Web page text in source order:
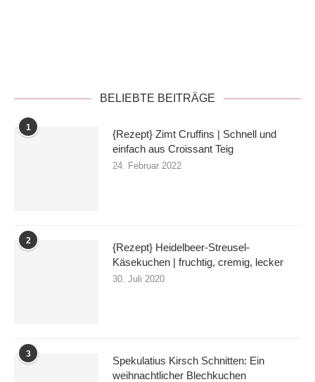
BELIEBTE BEITRÄGE
1
{Rezept} Zimt Cruffins | Schnell und
einfach aus Croissant Teig
24. Februar 2022
2
{Rezept} Heidelbeer-Streusel-
Käsekuchen | fruchtig, cremig, lecker
30. Juli 2020
3
Spekulatius Kirsch Schnitten: Ein
weihnachtlicher Blechkuchen